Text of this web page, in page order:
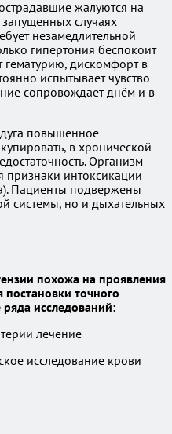
жалуются на
случаях
незамедлительной
гипертония беспокоит
гематурию, дискомфорт в
испытывает чувство
сопровождает днём и в
повышенное
в хронической
Организм
признаки интоксикации
Пациенты подвержены
системы, но и дыхательных
похожа на проявления
постановки точного
ряда исследований:
исследование крови